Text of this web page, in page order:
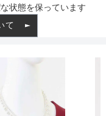
状態を保っています
て